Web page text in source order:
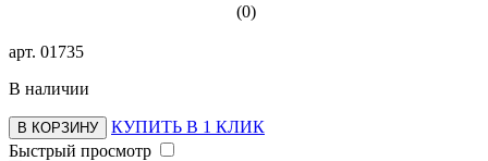
(0)
арт. 01735
В наличии
В КОРЗИНУ
КУПИТЬ В 1 КЛИК
Быстрый просмотр